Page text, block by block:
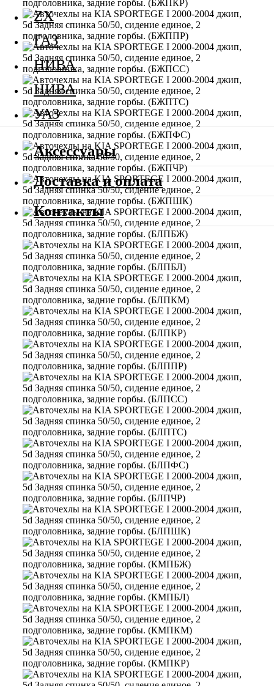
ZX
ГАЗ
НИВА
НИВА
УАЗ
Аксессуары
Доставка и оплата
Контакты